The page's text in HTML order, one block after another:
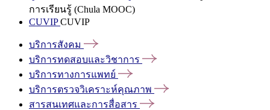
การเรียนรู้ (Chula MOOC)
CUVIPCUVIP
บริการสังคม
บริการทดสอบและวิชาการ
บริการทางการแพทย์
บริการตรวจวิเคราะห์คุณภาพ
สารสนเทศและการสื่อสาร